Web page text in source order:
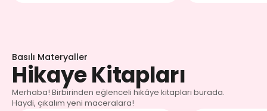
Basılı Materyaller
Hikaye Kitapları
Merhaba! Birbirinden eğlenceli hikâye kitapları burada.
Haydi, çıkalım yeni maceralara!